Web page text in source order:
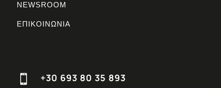
NEWSROOM
ΕΠΙΚΟΙΝΩΝΙΑ
 +30 693 80 35 893